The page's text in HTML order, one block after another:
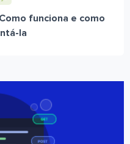
funciona e como
la